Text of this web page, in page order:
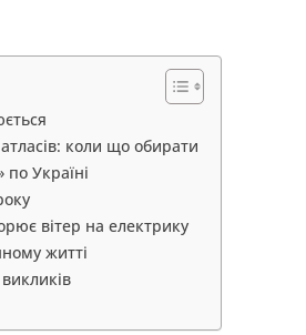
коли що обирати
по Україні
вітер на електрику
житті